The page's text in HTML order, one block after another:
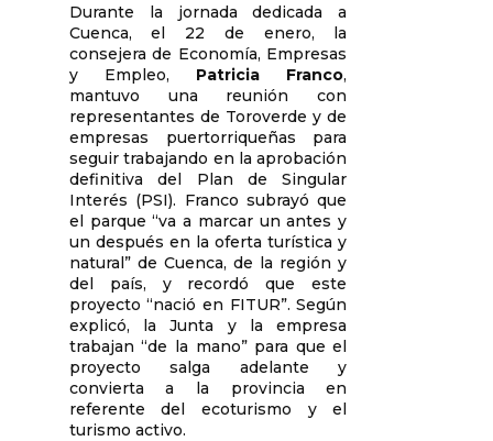
Durante la jornada dedicada a
Cuenca, el 22 de enero, la
consejera de Economía, Empresas
y Empleo, Patricia Franco,
mantuvo una reunión con
representantes de Toroverde y de
empresas puertorriqueñas para
seguir trabajando en la aprobación
definitiva del Plan de Singular
Interés (PSI). Franco subrayó que
el parque “va a marcar un antes y
un después en la oferta turística y
natural” de Cuenca, de la región y
del país, y recordó que este
proyecto “nació en FITUR”. Según
explicó, la Junta y la empresa
trabajan “de la mano” para que el
proyecto salga adelante y
convierta a la provincia en
referente del ecoturismo y el
turismo activo.